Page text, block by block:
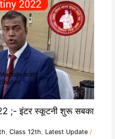
;- इंटर स्कूटनी शुरू सबका
, Class 12th, Latest Update/